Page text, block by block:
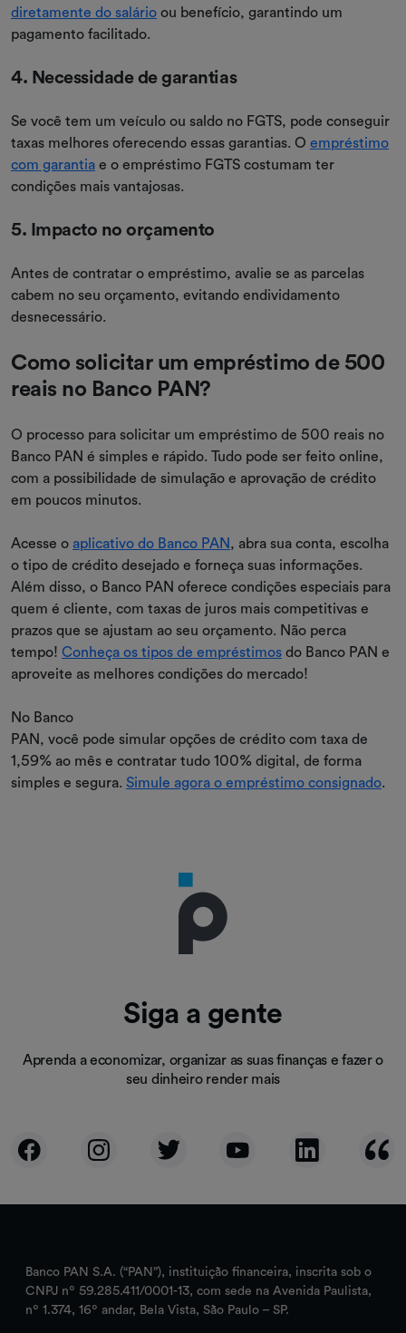
diretamente do salário ou benefício, garantindo um
pagamento facilitado.
4. Necessidade de garantias
Se você tem um veículo ou saldo no FGTS, pode conseguir
taxas melhores oferecendo essas garantias. O empréstimo
com garantia e o empréstimo FGTS costumam ter
condições mais vantajosas.
5. Impacto no orçamento
Antes de contratar o empréstimo, avalie se as parcelas
cabem no seu orçamento, evitando endividamento
desnecessário.
Como solicitar um empréstimo de 500
reais no Banco PAN?
O processo para solicitar um empréstimo de 500 reais no
Banco PAN é simples e rápido. Tudo pode ser feito online,
com a possibilidade de simulação e aprovação de crédito
em poucos minutos.
Acesse o aplicativo do Banco PAN, abra sua conta, escolha
o tipo de crédito desejado e forneça suas informações.
Além disso, o Banco PAN oferece condições especiais para
quem é cliente, com taxas de juros mais competitivas e
prazos que se ajustam ao seu orçamento. Não perca
tempo! Conheça os tipos de empréstimos do Banco PAN e
aproveite as melhores condições do mercado!
No Banco
PAN, você pode simular opções de crédito com taxa de
1,59% ao mês e contratar tudo 100% digital, de forma
simples e segura. Simule agora o empréstimo consignado.
Siga a gente
Aprenda a economizar, organizar as suas finanças e fazer o
seu dinheiro render mais
Banco PAN S.A. (“PAN”), instituição financeira, inscrita sob o
CNPJ nº 59.285.411/0001-13, com sede na Avenida Paulista,
nº 1.374, 16º andar, Bela Vista, São Paulo – SP.